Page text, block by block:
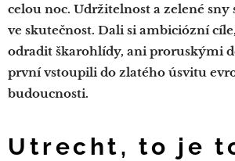
celou noc. Udržitelnost a zelené
ve skutečnost. Dali si ambiciózní
odradit škarohlídy, ani proruskými
první vstoupili do zlatého úsvitu
budoucnosti.
Utrecht, to je